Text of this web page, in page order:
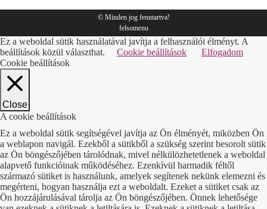
© Minden jog fenntartva!
felsomenu
Ez a weboldal sütik használatával javítja a felhasználói élményt. A
beállítások közül választhat.
Cookie beállítások
Elfogadom
Cookie beállítások
Close
A cookie beállítások
Ez a weboldal sütik segítségével javítja az Ön élményét, miközben Ön
a weblapon navigál. Ezekből a sütikből a szükség szerint besorolt sütik
az Ön böngészőjében tárolódnak, mivel nélkülözhetetlenek a weboldal
alapvető funkcióinak működéséhez. Ezenkívül harmadik féltől
származó sütiket is használunk, amelyek segítenek nekünk elemezni és
megérteni, hogyan használja ezt a weboldalt. Ezeket a sütiket csak az
Ön hozzájárulásával tárolja az Ön böngészőjében. Önnek lehetősége